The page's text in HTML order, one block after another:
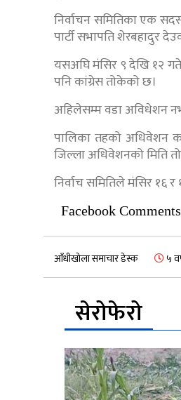
निर्वाचन समितिका एक
पार्टी सभापति शेरबहादुर
यसअघि मंसिर ९ देखि १२
पनि कांग्रेस तोकेको छ।
अहिलेसम्म वडा अविधेशन
पालिका तहको अधिवेशन
जिल्ला अधिवेशनको मिति
निर्वाच समितिले मंसिर १६
Facebook
आँधीखोला समाचार डेस्क ५
सेरोफेरो